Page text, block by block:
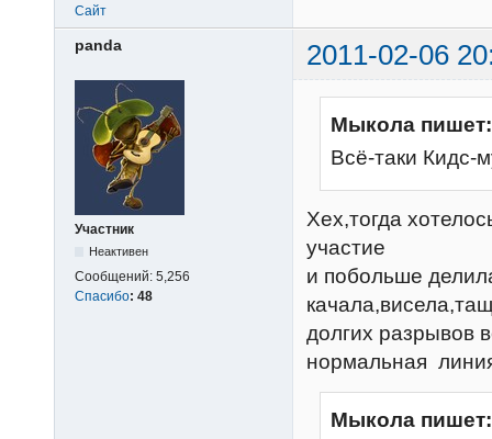
Сайт
panda 2011-02-06
Участник
Неактивен
Сообщений: 5,256
Спасибо: 48
Мыкола пишет:
Всё-таки Кидс-
Хех,тогда
участие
и побольше
долгих разрывов
нормальная
Мыкола пишет: